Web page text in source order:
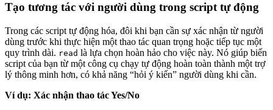
Tạo tương tác với người dùng trong script tự động
Trong các script tự động hóa, đôi khi bạn cần sự xác nhận từ người
dùng trước khi thực hiện một thao tác quan trọng hoặc tiếp tục một
quy trình dài. read là lựa chọn hoàn hảo cho việc này. Nó giúp biến
script của bạn từ một công cụ chạy tự động hoàn toàn thành một trợ
lý thông minh hơn, có khả năng “hỏi ý kiến” người dùng khi cần.
Ví dụ: Xác nhận thao tác Yes/No